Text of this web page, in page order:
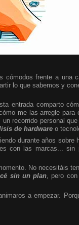
cómodos frente a una
lo que sabemos y
entrada comparto
me las arregle para
recorrido personal
de hardware o
durante años sobre
con las marcas... sin
No necesitáis
sin un plan, pero
a empezar.